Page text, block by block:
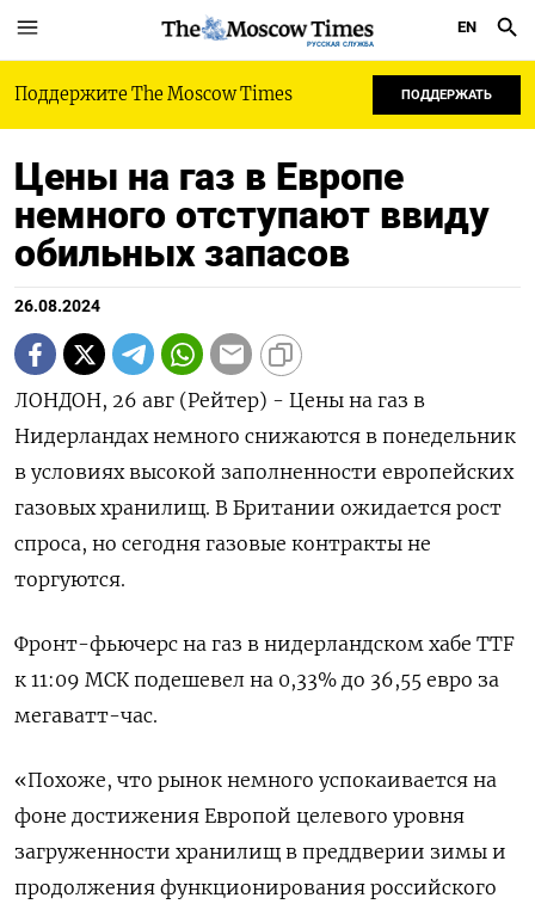
РУССКАЯ СЛУЖБА
EN
Поддержите The Moscow Times ПОДДЕРЖАТЬ
Цены на газ в Европе
немного отступают ввиду
обильных запасов
26.08.2024
ЛОНДОН, 26 авг (Рейтер) - Цены на газ в
Нидерландах немного снижаются в понедельник
в условиях высокой заполненности европейских
газовых хранилищ. В Британии ожидается рост
спроса, но сегодня газовые контракты не
торгуются.
Фронт-фьючерс на газ в нидерландском хабе TTF
к 11:09 МСК подешевел на 0,33% до 36,55 евро за
мегаватт-час.
«Похоже, что рынок немного успокаивается на
фоне достижения Европой целевого уровня
загруженности хранилищ в преддверии зимы и
продолжения функционирования российского